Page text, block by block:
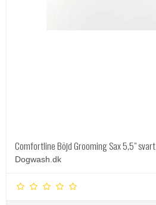
Comfortline Böjd Grooming Sax 5,5" svart
Dogwash.dk